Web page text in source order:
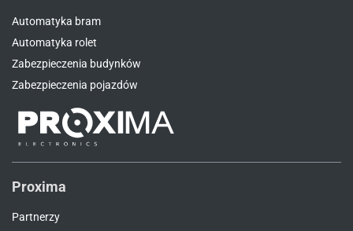
Automatyka bram
Automatyka rolet
Zabezpieczenia budynków
Zabezpieczenia pojazdów
Proxima
Partnerzy